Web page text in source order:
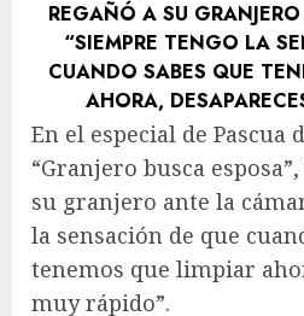
En el especial de Pascua
“Granjero busca
su granjero ante la
la sensación de que
tenemos que limpiar
muy rápido”.